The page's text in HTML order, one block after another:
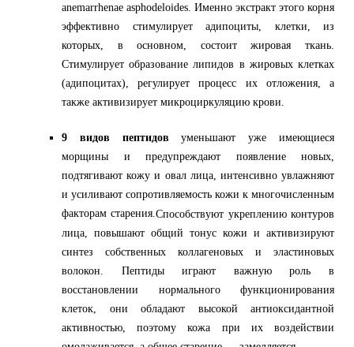
anemarrhenae asphodeloides. Именно экстракт этого корня
эффективно стимулирует адипоциты, клетки, из
которых, в основном, состоит жировая ткань.
Стимулирует образование липидов в жировых клетках
(адипоцитах), регулирует процесс их отложения, а
также активизирует микроциркуляцию крови.
9 видов пептидов уменьшают уже имеющиеся
морщины и предупреждают появление новых,
подтягивают кожу и овал лица, интенсивно увлажняют
и усиливают сопротивляемость кожи к многочисленным
факторам старения.Способствуют укреплению контуров
лица, повышают общий тонус кожи и активизируют
синтез собственных коллагеновых и эластиновых
волокон. Пептиды играют важную роль в
восстановлении нормального функционирования
клеток, они обладают высокой антиоксидантной
активностью, поэтому кожа при их воздействии